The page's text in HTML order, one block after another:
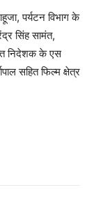
पर्यटन विभाग के
सिंह सामंत,
निदेशक के एस
सहित फिल्म क्षेत्र